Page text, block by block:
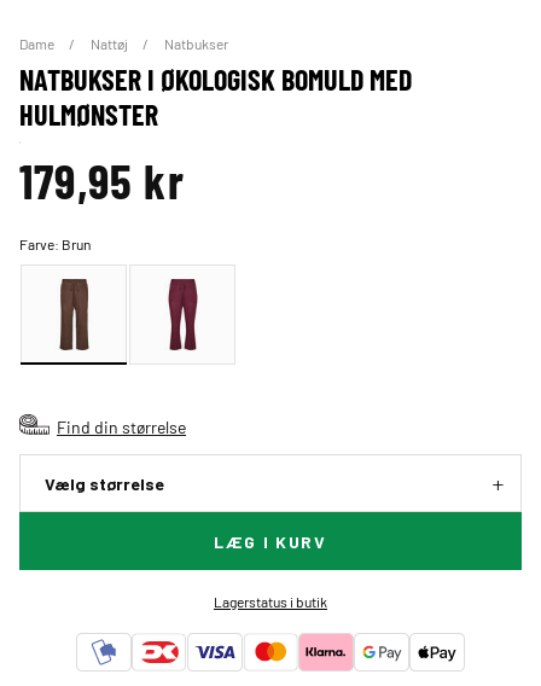
Dame Nattøj Natbukser
NATBUKSER I ØKOLOGISK BOMULD MED
HULMØNSTER
179,95 kr
Farve: Brun
Find din størrelse
Vælg størrelse
LÆG I KURV
Lagerstatus i butik